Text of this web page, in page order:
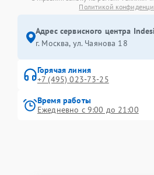
Политикой
Адрес сервисного центра
г. Москва, ул. Чаянова 18
Горячая линия
+7 (495) 023-73-25
Время работы
Ежедневно с 9:00 до 21:00